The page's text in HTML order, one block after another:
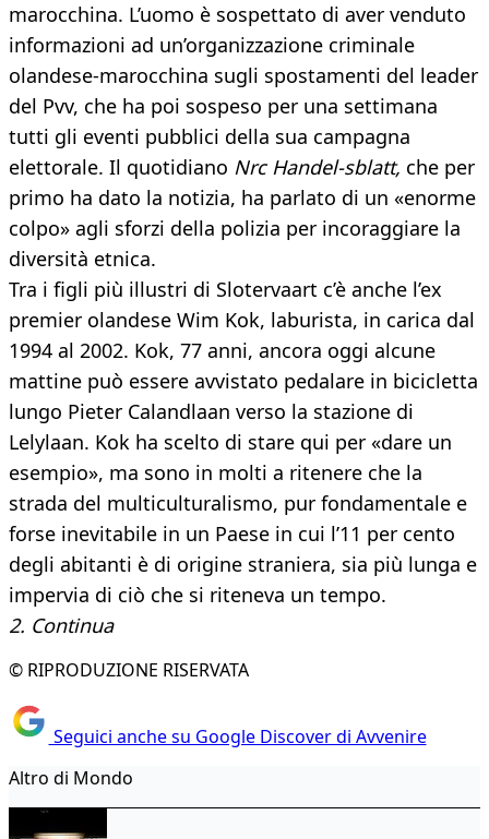
marocchina. L’uomo è sospettato di aver venduto
informazioni ad un’organizzazione criminale
olandese-marocchina sugli spostamenti del leader
del Pvv, che ha poi sospeso per una settimana
tutti gli eventi pubblici della sua campagna
elettorale. Il quotidiano Nrc Handel-sblatt, che per
primo ha dato la notizia, ha parlato di un «enorme
colpo» agli sforzi della polizia per incoraggiare la
diversità etnica.
Tra i figli più illustri di Slotervaart c’è anche l’ex
premier olandese Wim Kok, laburista, in carica dal
1994 al 2002. Kok, 77 anni, ancora oggi alcune
mattine può essere avvistato pedalare in bicicletta
lungo Pieter Calandlaan verso la stazione di
Lelylaan. Kok ha scelto di stare qui per «dare un
esempio», ma sono in molti a ritenere che la
strada del multiculturalismo, pur fondamentale e
forse inevitabile in un Paese in cui l’11 per cento
degli abitanti è di origine straniera, sia più lunga e
impervia di ciò che si riteneva un tempo.
2. Continua
© RIPRODUZIONE RISERVATA
Seguici anche su Google Discover di Avvenire
Altro di Mondo